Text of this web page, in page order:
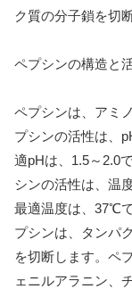
ク質の分子鎖を切
ペプシンの構造と
ペプシンは、アミ
プシンの活性は、
適pHは、1.5～2.0
シンの活性は、温
最適温度は、37℃
プシンは、タンパ
を切断します。ペ
ェニルアラニン、